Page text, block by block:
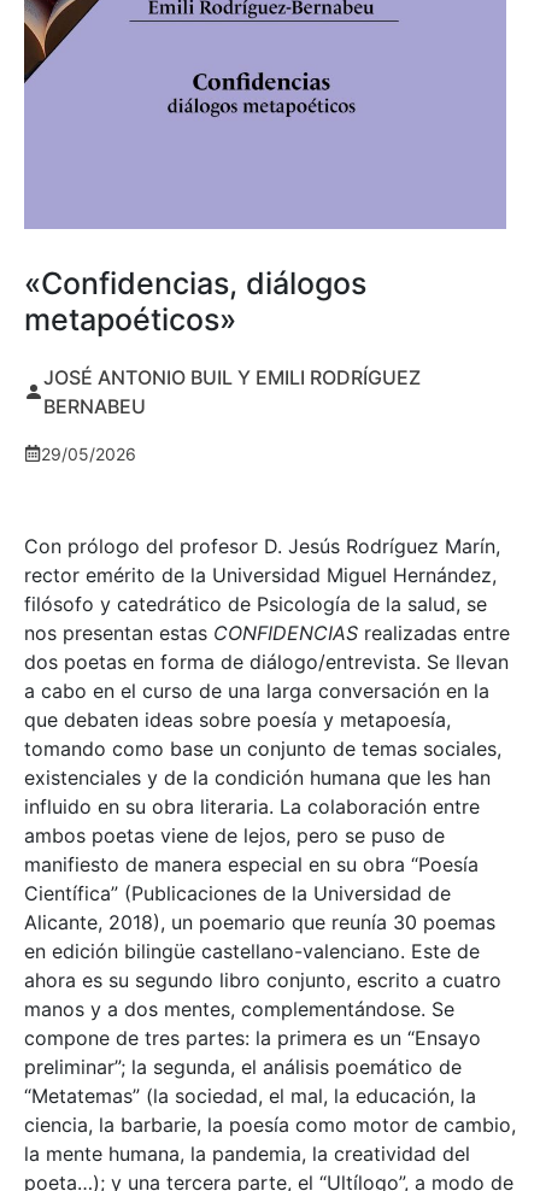
«Confidencias, diálogos
metapoéticos»
JOSÉ ANTONIO BUIL Y EMILI RODRÍGUEZ
BERNABEU
29/05/2026
Con prólogo del profesor D. Jesús Rodríguez Marín,
rector emérito de la Universidad Miguel Hernández,
filósofo y catedrático de Psicología de la salud, se
nos presentan estas CONFIDENCIAS realizadas entre
dos poetas en forma de diálogo/entrevista. Se llevan
a cabo en el curso de una larga conversación en la
que debaten ideas sobre poesía y metapoesía,
tomando como base un conjunto de temas sociales,
existenciales y de la condición humana que les han
influido en su obra literaria. La colaboración entre
ambos poetas viene de lejos, pero se puso de
manifiesto de manera especial en su obra “Poesía
Científica” (Publicaciones de la Universidad de
Alicante, 2018), un poemario que reunía 30 poemas
en edición bilingüe castellano-valenciano. Este de
ahora es su segundo libro conjunto, escrito a cuatro
manos y a dos mentes, complementándose. Se
compone de tres partes: la primera es un “Ensayo
preliminar”; la segunda, el análisis poemático de
“Metatemas” (la sociedad, el mal, la educación, la
ciencia, la barbarie, la poesía como motor de cambio,
la mente humana, la pandemia, la creatividad del
poeta…); y una tercera parte, el “Ultílogo”, a modo de